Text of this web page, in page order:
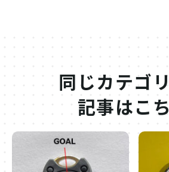
同じカテゴ
記事はこ